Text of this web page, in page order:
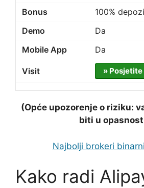
100%
Da
Da
» Posjetite
(Opće upozorenje o riziku:
biti u
Najbolji brokeri
Kako radi